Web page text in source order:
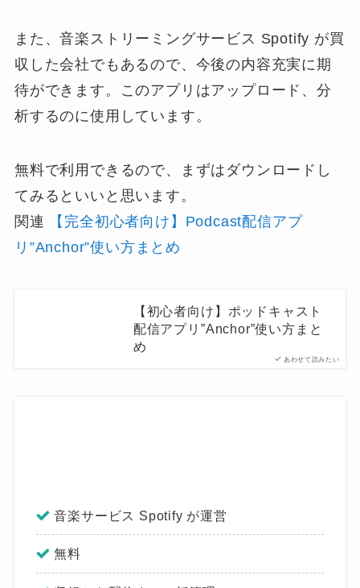
また、音楽ストリーミングサービス Spotify が買
収した会社でもあるので、今後の内容充実に期
待ができます。このアプリはアップロード、分
析するのに使用しています。
無料で利用できるので、まずはダウンロードし
てみるといいと思います。
関連
【完全初心者向け】Podcast配信アプ
リ”Anchor”使い方まとめ
あわせて読みたい
【初心者向け】ポッドキャスト
配信アプリ”Anchor”使い方まと
め
音楽サービス Spotify が運営
無料